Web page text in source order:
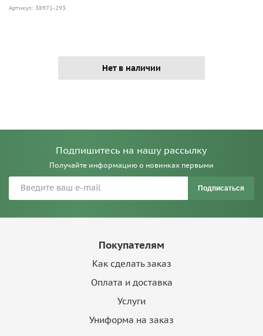
Артикул: 38971-293
Нет в наличии
Подпишитесь на нашу рассылку
Получайте информацию о новинках первыми
Подписаться
Покупателям
Как сделать заказ
Оплата и доставка
Услуги
Униформа на заказ